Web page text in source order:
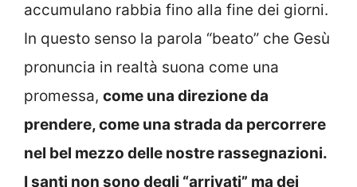
accumulano rabbia fino alla fine dei giorni.
In questo senso la parola “beato” che Gesù
pronuncia in realtà suona come una
promessa, come una direzione da
prendere, come una strada da percorrere
nel bel mezzo delle nostre rassegnazioni.
I santi non sono degli “arrivati” ma dei